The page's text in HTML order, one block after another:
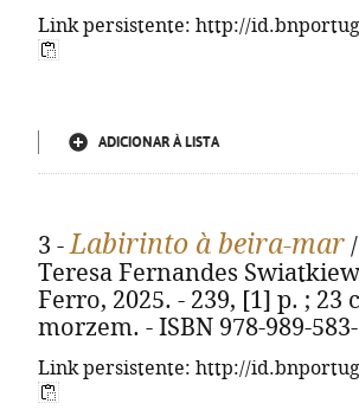
Link persistente: http://
ADICIONAR À LISTA
3 -Labirinto à beira-mar
Teresa Fernandes
Ferro, 2025. - 239, [1] p. ;
morzem. - ISBN 978-989-
Link persistente: http://